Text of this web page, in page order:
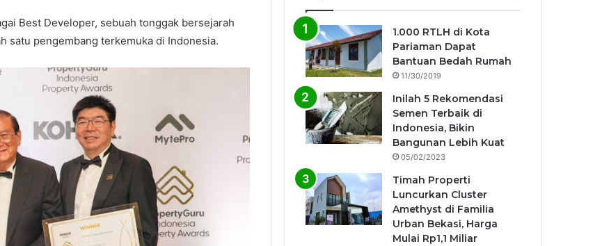
Best Developer, sebuah tonggak bersejarah
satu pengembang terkemuka di Indonesia.
1.000 RTLH di Kota
Pariaman Dapat
Bantuan Bedah Rumah
11/30/2019
Inilah 5 Rekomendasi
Semen Terbaik di
Indonesia, Bikin
Bangunan Lebih Kuat
05/02/2023
Timah Properti
Luncurkan Cluster
Amethyst di Familia
Urban Bekasi, Harga
Mulai Rp1,1 Miliar